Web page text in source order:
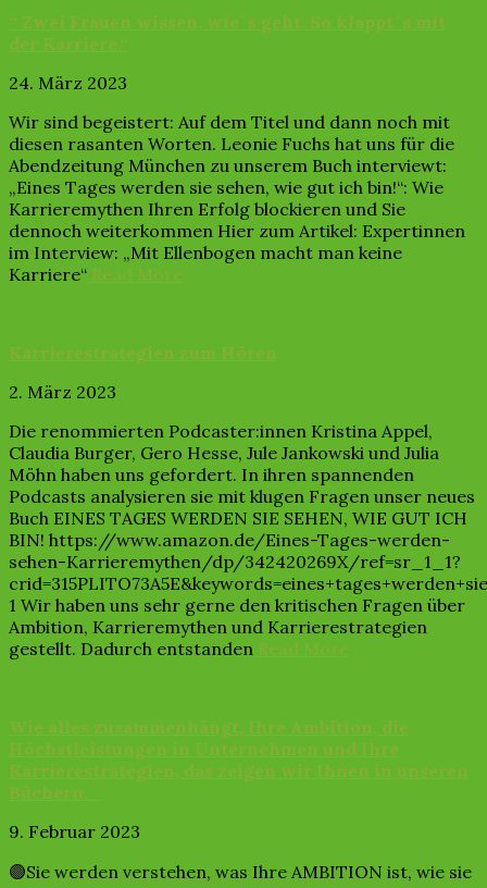
“ Zwei Frauen wissen, wie`s geht. So klappt`s mit
der Karriere.“
24. März 2023
Wir sind begeistert: Auf dem Titel und dann noch mit
diesen rasanten Worten. Leonie Fuchs hat uns für die
Abendzeitung München zu unserem Buch interviewt:
„Eines Tages werden sie sehen, wie gut ich bin!“: Wie
Karrieremythen Ihren Erfolg blockieren und Sie
dennoch weiterkommen Hier zum Artikel: Expertinnen
im Interview: „Mit Ellenbogen macht man keine
Karriere“ Read More
Karrierestrategien zum Hören
2. März 2023
Die renommierten Podcaster:innen Kristina Appel,
Claudia Burger, Gero Hesse, Jule Jankowski und Julia
Möhn haben uns gefordert. In ihren spannenden
Podcasts analysieren sie mit klugen Fragen unser neues
Buch EINES TAGES WERDEN SIE SEHEN, WIE GUT ICH
BIN! https://www.amazon.de/Eines-Tages-werden-
sehen-Karrieremythen/dp/342420269X/ref=sr_1_1?
1 Wir haben uns sehr gerne den kritischen Fragen über
Ambition, Karrieremythen und Karrierestrategien
gestellt. Dadurch entstanden Read More
Wie alles zusammenhängt, Ihre Ambition, die
Höchstleistungen in Unternehmen und Ihre
Karrierestrategien, das zeigen wir Ihnen in unseren
Büchern.
9. Februar 2023
🟢Sie werden verstehen, was Ihre AMBITION ist, wie sie